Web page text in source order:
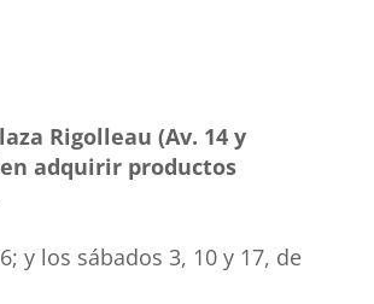
Rigolleau (Av. 14 y
adquirir productos
y los sábados 3, 10 y 17, de